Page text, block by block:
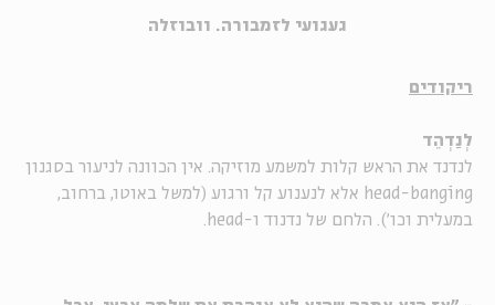
געגועי לזמבורה. וובוזלה
ריקודים
לְנַדְהֵד
לנדנד את הראש קלות למשמע מוזיקה. אין הכוונה לניעור בסגנון
head-banging אלא לנענוע קל ורגוע (למשל באוטו, ברחוב,
במעלית וכו'). הלחם של נדנוד ו-head.